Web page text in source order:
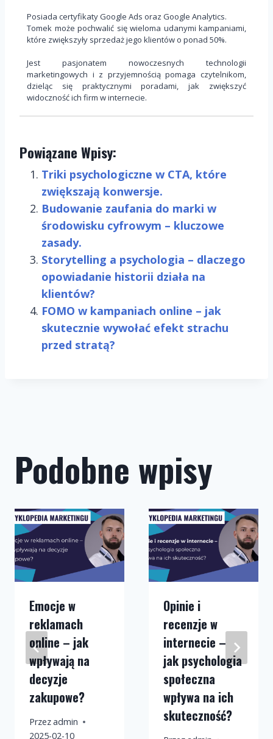
Posiada certyfikaty Google Ads oraz Google Analytics.
Tomek może pochwalić się wieloma udanymi kampaniami,
które zwiększyły sprzedaż jego klientów o ponad 50%.
Jest pasjonatem nowoczesnych technologii
marketingowych i z przyjemnością pomaga czytelnikom,
dzieląc się praktycznymi poradami, jak zwiększyć
widoczność ich firm w internecie.
Powiązane Wpisy:
Triki psychologiczne w CTA, które
zwiększają konwersje.
Budowanie zaufania do marki w
środowisku cyfrowym – kluczowe
zasady.
Storytelling a psychologia – dlaczego
opowiadanie historii działa na
klientów?
FOMO w kampaniach online – jak
skutecznie wywołać efekt strachu
przed stratą?
Podobne wpisy
Emocje w
reklamach
online – jak
wpływają na
decyzje
zakupowe?
Przezadmin
2025-02-10
Opinie i
recenzje w
internecie –
jak psychologia
społeczna
wpływa na ich
skuteczność?